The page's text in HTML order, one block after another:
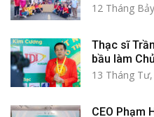
12 Tháng
Thạc sĩ
bầu làm
13 Tháng
CEO Phạm